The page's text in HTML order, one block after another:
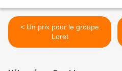
< Un prix pour le groupe
Loret